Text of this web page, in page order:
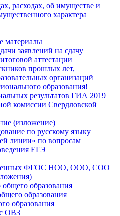
расходах, об имуществе и
характера
материалы
заявлений на сдачу
аттестации
прошлых лет,
организаций
образования!
результатов ГИА 2019
комиссии Свердловской
(изложение)
по русскому языку
линии» по вопросам
ЕГЭ
ФГОС НОО, ООО, СОО
образования
образования
образования
ОВЗ